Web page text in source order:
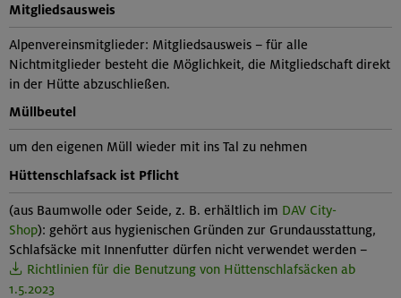
Mitgliedsausweis
Alpenvereinsmitglieder: Mitgliedsausweis – für alle
Nichtmitglieder besteht die Möglichkeit, die Mitgliedschaft direkt
in der Hütte abzuschließen.
Müllbeutel
um den eigenen Müll wieder mit ins Tal zu nehmen
Hüttenschlafsack ist Pflicht
(aus Baumwolle oder Seide, z. B. erhältlich im DAV City-
Shop): gehört aus hygienischen Gründen zur Grundausstattung,
Schlafsäcke mit Innenfutter dürfen nicht verwendet werden –
Richtlinien für die Benutzung von Hüttenschlafsäcken ab
1.5.2023